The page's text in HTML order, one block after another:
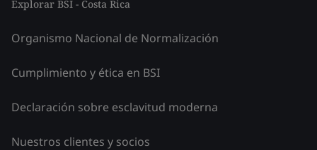
Explorar BSI - Costa Rica
Organismo Nacional de Normalización
Cumplimiento y ética en BSI
Declaración sobre esclavitud moderna
Nuestros clientes y socios